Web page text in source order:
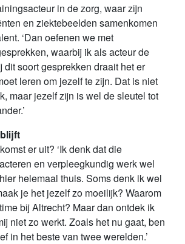
in de zorg, waar zijn
en ziektebeelden samenkomen
‘Dan oefenen we met
waarbij ik als acteur de
dit soort gesprekken draait het er
leren om jezelf te zijn. Dat is niet
maar jezelf zijn is wel de sleutel tot
er uit? ‘Ik denk dat die
en verpleegkundig werk wel
helemaal thuis. Soms denk ik wel
je het jezelf zo moeilijk? Waarom
bij Altrecht? Maar dan ontdek ik
niet zo werkt. Zoals het nu gaat, ben
in het beste van twee werelden.’